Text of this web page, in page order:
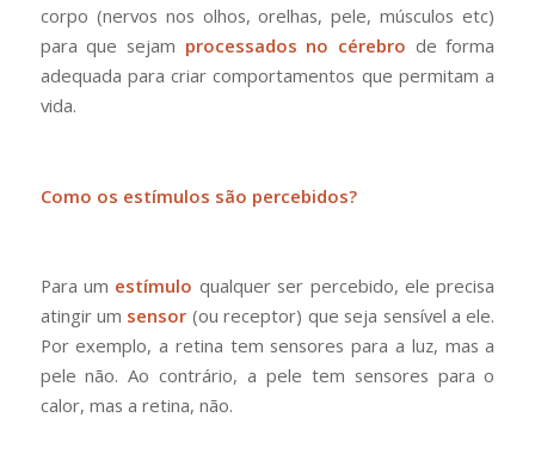
corpo (nervos nos olhos, orelhas, pele, músculos etc)
para que sejam processados no cérebro de forma
adequada para criar comportamentos que permitam a
vida.
Como os estímulos são percebidos?
Para um estímulo qualquer ser percebido, ele precisa
atingir um sensor (ou receptor) que seja sensível a ele.
Por exemplo, a retina tem sensores para a luz, mas a
pele não. Ao contrário, a pele tem sensores para o
calor, mas a retina, não.